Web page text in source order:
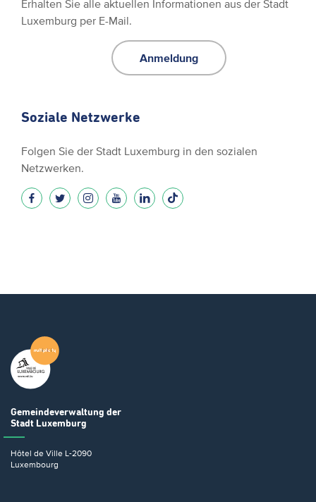
Erhalten Sie alle aktuellen Informationen aus der Stadt
Luxemburg per E-Mail.
Anmeldung
Soziale Netzwerke
Folgen Sie der Stadt Luxemburg in den sozialen
Netzwerken.
Gemeindeverwaltung der
Stadt Luxemburg
Hôtel de Ville L-2090
Luxembourg